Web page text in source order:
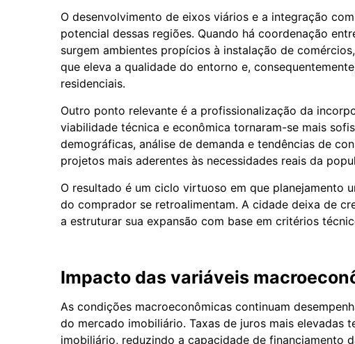
O desenvolvimento de eixos viários e a integração
potencial dessas regiões. Quando há coordenação
surgem ambientes propícios à instalação de
que eleva a qualidade do entorno e,
residenciais.
Outro ponto relevante é a profissionalização da
viabilidade técnica e econômica tornaram-se mais
demográficas, análise de demanda e tendências de
projetos mais aderentes às necessidades reais da
O resultado é um ciclo virtuoso em que planejamento
do comprador se retroalimentam. A cidade deixa de
a estruturar sua expansão com base em critérios
Impacto das variáveis
As condições macroeconômicas continuam
do mercado imobiliário. Taxas de juros mais elevadas
imobiliário, reduzindo a capacidade de financiamento